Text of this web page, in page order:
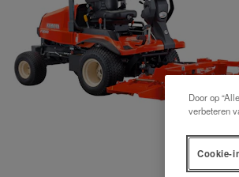
Door op
verbeteren
Cookie-